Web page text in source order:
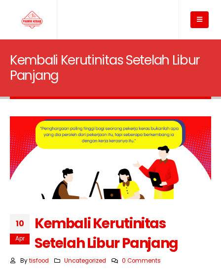
Kembali Kerutinitas Setelah Libur
Panjang
10
Apr
Kembali Kerutinitas
Setelah Libur Panjang
By tisfood Uncategorized 0 Comments